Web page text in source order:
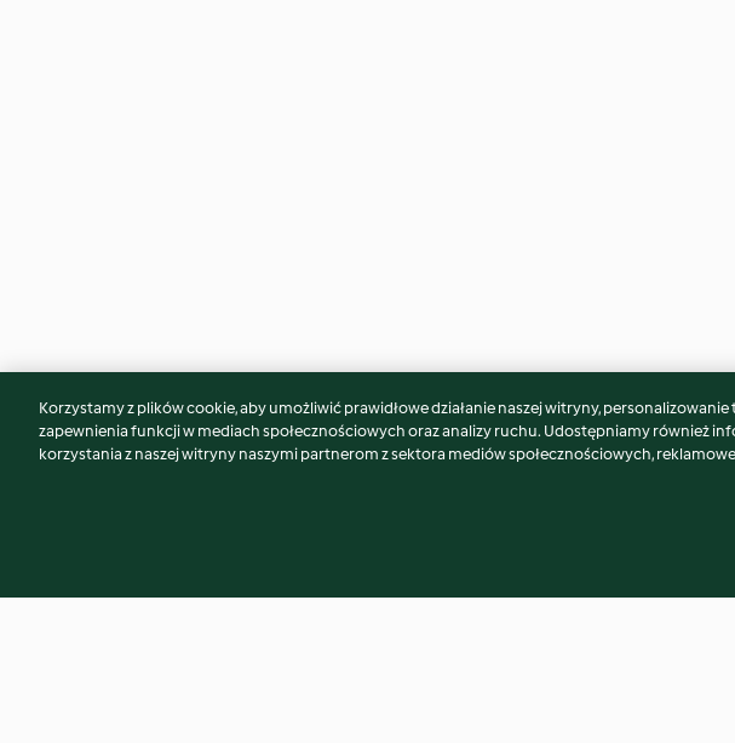
Może spodoba Ci się również...
Korzystamy z plików cookie, aby umożliwić prawidłowe działanie naszej witryny, personalizowanie
zapewnienia funkcji w mediach społecznościowych oraz analizy ruchu. Udostępniamy również
korzystania z naszej witryny naszymi partnerom z sektora mediów społecznościowych,